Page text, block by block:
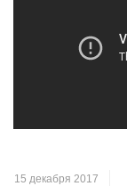
15 декабря 2017